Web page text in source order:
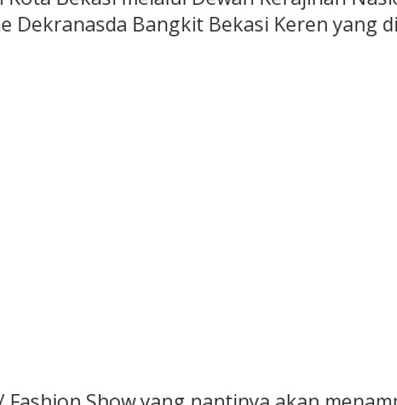
Dekranasda Bangkit Bekasi Keren